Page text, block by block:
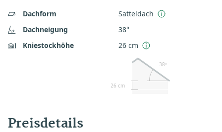
Dachform
Satteldach
Dachneigung
38°
Kniestockhöhe
26 cm
26 cm
38º
Preisdetails